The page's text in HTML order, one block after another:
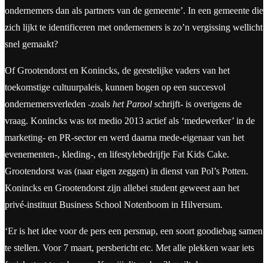
ondernemers dan als partners van de gemeente’. In een gemeente die
zich lijkt te identificeren met ondernemers is zo’n vergissing wellicht
snel gemaakt?
Of Grootendorst en Konincks, de geestelijke vaders van het
toekomstige cultuurpaleis, kunnen bogen op een succesvol
ondernemersverleden -zoals het Parool schrijft- is overigens de
vraag. Konincks was tot medio 2013 actief als ‘medewerker’ in de
marketing- en PR-sector en werd daarna mede-eigenaar van het
evenementen-, kleding-, en lifestylebedrijfje Fat Kids Cake.
Grootendorst was (naar eigen zeggen) in dienst van Pol’s Potten.
Konincks en Grootendorst zijn allebei student geweest aan het
privé-instituut Business School Notenboom in Hilversum.
‘Er is het idee voor de pers een persmap, een soort goodiebag samen
te stellen. Voor 7 maart, persbericht etc. Met alle plekken waar iets